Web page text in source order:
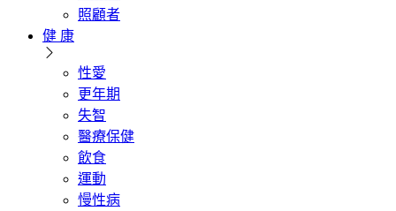
照顧者
健 康
性愛
更年期
失智
醫療保健
飲食
運動
慢性病